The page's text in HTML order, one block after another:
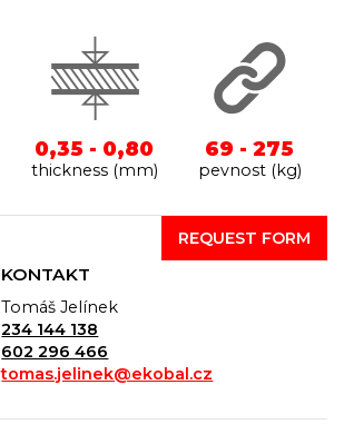
0,35 - 0,80
thickness (mm)
69 - 275
pevnost (kg)
REQUEST FORM
KONTAKT
Tomáš Jelínek
234 144 138
602 296 466
tomas.jelinek@ekobal.cz